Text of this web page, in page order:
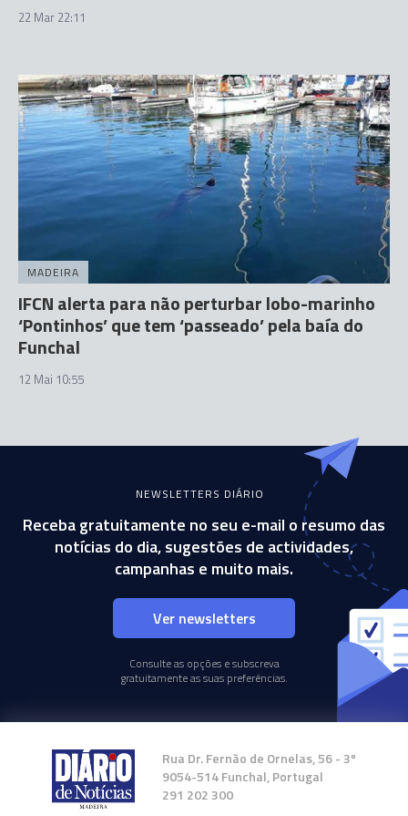
22 Mar 22:11
MADEIRA
IFCN alerta para não perturbar lobo-marinho
‘Pontinhos’ que tem ‘passeado’ pela baía do
Funchal
12 Mai 10:55
NEWSLETTERS DIÁRIO
Receba gratuitamente no seu e-mail o resumo das
notícias do dia, sugestões de actividades,
campanhas e muito mais.
Ver newsletters
Consulte as opções e subscreva
gratuitamente as suas preferências.
Rua Dr. Fernão de Ornelas, 56 - 3º
9054-514 Funchal, Portugal
291 202 300